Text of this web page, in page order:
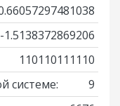
-1.5138372869206
110110111110
системе:
9